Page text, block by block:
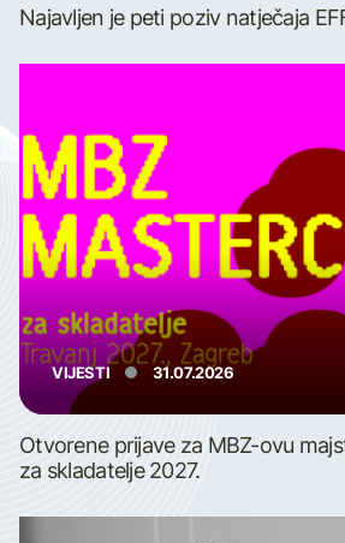
Najavljen je peti poziv natječaja
VIJESTI 31.07.2026
Otvorene prijave za MBZ-ovu
za skladatelje 2027.